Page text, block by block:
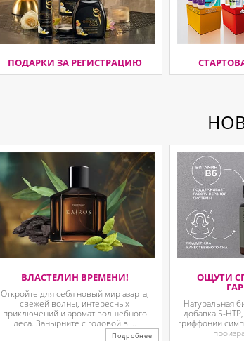
ПОДАРКИ ЗА РЕГИСТРАЦИЮ
ВЛАСТЕЛИН ВРЕМЕНИ!
Откройте для себя новый мир азарта,
свежей волны, интересных
приключений и аромат волшебного
леса. Занырните с головой в ...
Подробнее
ОЩУТИ
Натуральная
добавка 5-
гриффонии